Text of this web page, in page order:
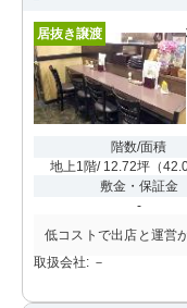
居抜き譲渡
階数/面積
地上1階/ 12.72坪 （
敷金・保証金
-
低コストで出店と運営
取扱会社: －